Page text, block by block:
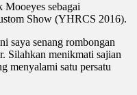
Mooeyes sebagai
Show (YHRCS 2016).
saya senang rombongan
Silahkan menikmati sajian
menyalami satu persatu